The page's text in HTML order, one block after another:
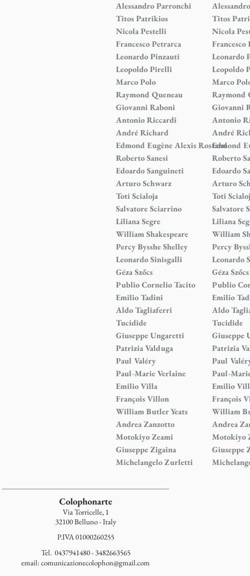
Alessandro Parronchi
Titos Patrikios
Nicola Pestelli
Francesco Petrarca
Leonardo Pinzauti
Leopoldo Pirelli
Marco Polo
Raymond Queneau
Giovanni Raboni
Antonio Riccardi
André Richard
Edmond Eugène Alexis Rostand
Roberto Sanesi
Edoardo Sanguineti
Arturo Schwarz
Toti Scialoja
Salvatore Sciarrino
Liliana Segre
William Shakespeare
Percy Bysshe Shelley
Leonardo Sinisgalli
Géza Szőcs
Publio Cornelio Tacito
Emilio Tadini
Aldo Tagliaferri
Tucidide
Giuseppe Ungaretti
Patrizia Valduga
Paul Valéry
Paul-Marie Verlaine
Emilio Villa
François Villon
William Butler Yeats
Andrea Zanzotto
Motokiyo Zeami
Giuseppe Zigaina
Michelangelo Zurletti
Titos
Nicola
Francesco
Leonardo
Leopoldo
Marco
Raymond
Giovanni
Antonio
André
Edmond
Roberto
Edoardo
Arturo
Toti
Salvatore
Liliana
William
Percy
Leonardo
Géza Szőcs
Publio
Emilio
Aldo
Tucidide
Giuseppe
Patrizia
Paul
Paul-
Emilio
François
William
Andrea
Motokiyo
Giuseppe
Colophonarte
Via Torricelle, 1
32100 Belluno - Italy
P.IVA 01000260255
Tel. 0437941480 - 3482663565
email: comunicazionecolophon@gmail.com